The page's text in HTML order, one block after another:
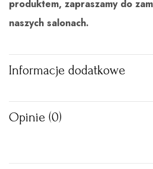
produktem, zapraszamy do
naszych salonach.
Informacje dodatkowe
Opinie (0)